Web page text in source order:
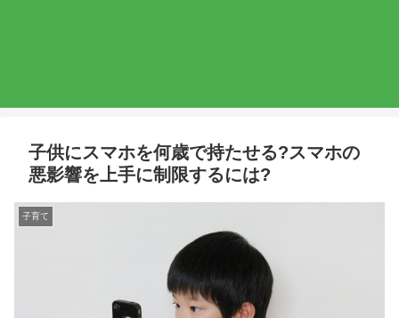
子供にスマホを何歳で持たせる?スマホの
悪影響を上手に制限するには?
子育て